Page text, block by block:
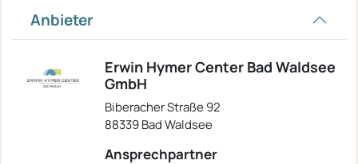
Anbieter
Erwin Hymer Center Bad Waldsee
GmbH
Biberacher Straße 92
88339 Bad Waldsee
Ansprechpartner